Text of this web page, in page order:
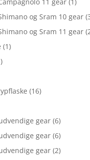
og Sram 10 gear
og Sram 11 gear
(1)
(16)
gear (6)
gear (6)
gear (2)